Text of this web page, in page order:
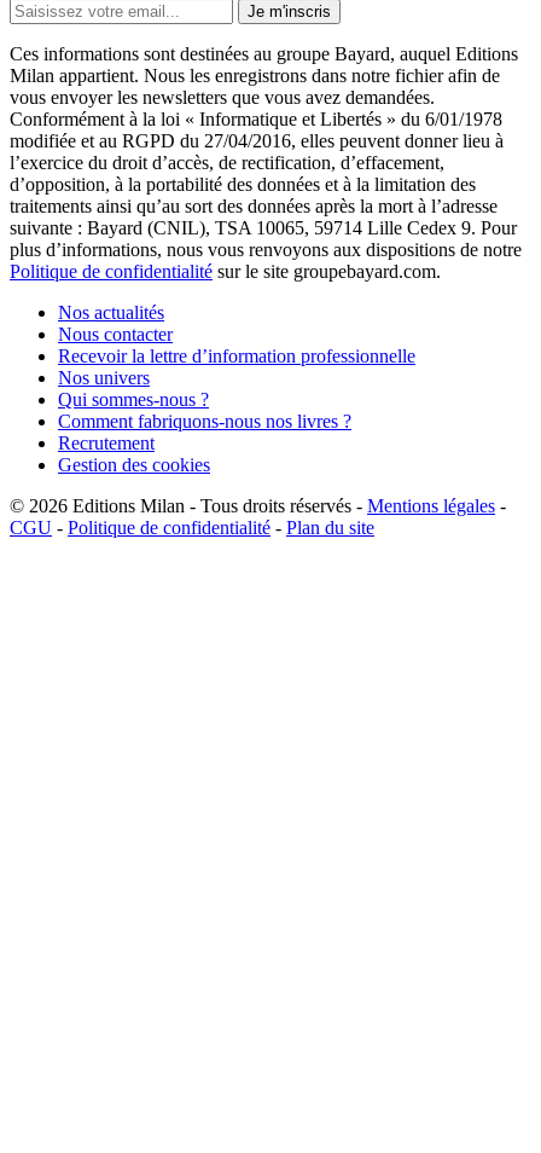
Je m'inscris
Ces informations sont destinées au groupe Bayard, auquel Editions
Milan appartient. Nous les enregistrons dans notre fichier afin de
vous envoyer les newsletters que vous avez demandées.
Conformément à la loi « Informatique et Libertés » du 6/01/1978
modifiée et au RGPD du 27/04/2016, elles peuvent donner lieu à
l’exercice du droit d’accès, de rectification, d’effacement,
d’opposition, à la portabilité des données et à la limitation des
traitements ainsi qu’au sort des données après la mort à l’adresse
suivante : Bayard (CNIL), TSA 10065, 59714 Lille Cedex 9. Pour
plus d’informations, nous vous renvoyons aux dispositions de notre
Politique de confidentialité sur le site groupebayard.com.
Nos actualités
Nous contacter
Recevoir la lettre d’information professionnelle
Nos univers
Qui sommes-nous ?
Comment fabriquons-nous nos livres ?
Recrutement
Gestion des cookies
© 2026 Editions Milan - Tous droits réservés - Mentions légales -
CGU - Politique de confidentialité - Plan du site